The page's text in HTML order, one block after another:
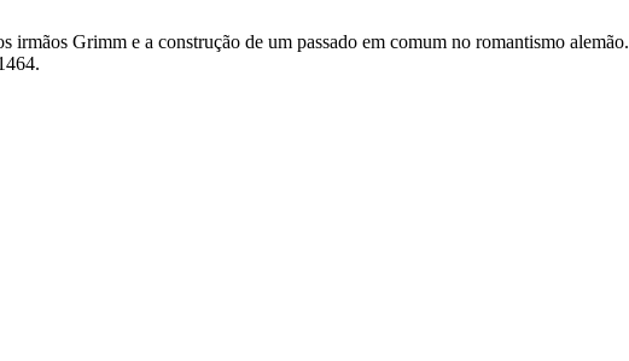
irmãos Grimm e a construção de um passado em comum no romantismo alemão.